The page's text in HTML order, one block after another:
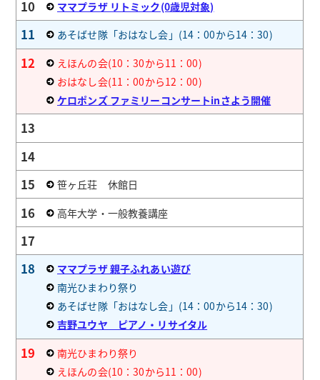
10 ママプラザ リトミック(0歳児対象)
11 あそばせ隊「おはなし会」(14：00から14：30)
12
えほんの会(10：30から11：00)
おはなし会(11：00から12：00)
ケロポンズ ファミリーコンサートinさよう開催
13
14
15
笹ヶ丘荘 休館日
16 高年大学・一般教養講座
17
18
ママプラザ 親子ふれあい遊び
南光ひまわり祭り
あそばせ隊「おはなし会」(14：00から14：30)
吉野ユウヤ ピアノ・リサイタル
19
南光ひまわり祭り
えほんの会(10：30から11：00)